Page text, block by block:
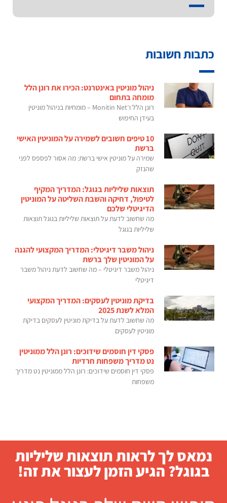
כתבות חשובות
ניהול מוניטין באינטרנט: הכירו את רונן הלל
מומחה בתחום
רונן הלל ו־Monitin Net – מומחיות בניהול מוניטין
בעידן החיפוש
10 טיפים חשובים לשמירה על המוניטין האישי
ברשת
שמירה על מוניטין אישי ברשת: מה אסור לפספס לפני
שהנזק
תוצאות שליליות בגוגל: המדריך המקיף
לטיפול, דחיקה והשבת השליטה על המוניטין
הדיגיטלי שלכם
מה שחשוב לדעת על תוצאות שליליות בגוגל תוצאות
שליליות בגוגל
ניהול משבר דיגיטלי: המדריך המקצועי להגנה
על המוניטין שלך ברשת
ניהול משבר דיגיטלי – מה שחשוב לדעת ניהול משבר
דיגיטלי
בדיקת מוניטין לעסקים: המדריך המקצועי
המלא לשנת 2025
מה שחשוב לדעת על בדיקת מוניטין לעסקים בדיקת
מוניטין לעסקים
פסקי דין חוסמים שידוכים: רונן הלל ממוניטין
נט מדריך משפחות חרדיות
פסקי דין חוסמים שידוכים: רונן הלל ממוניטין נט מדריך
משפחות
נמאס לך לראות תוצאות שליליות
בגוגל? הגיע הזמן לעצור את זה!